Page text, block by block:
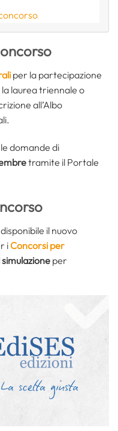
per la partecipazione
laurea triennale o
all’Albo
domande di
tramite il Portale
il nuovo
iConcorsi per
per